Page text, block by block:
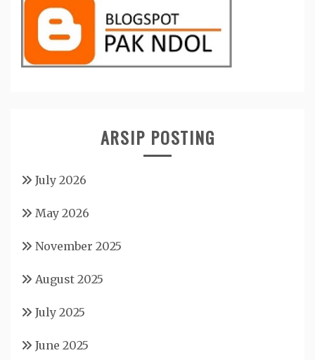
ARSIP POSTING
July 2026
May 2026
November 2025
August 2025
July 2025
June 2025